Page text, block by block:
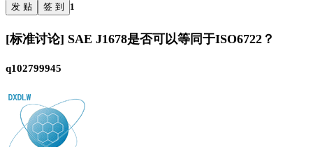
发 贴 签 到 1
[标准讨论] SAE J1678是否可以等同于ISO6722？
q102799945